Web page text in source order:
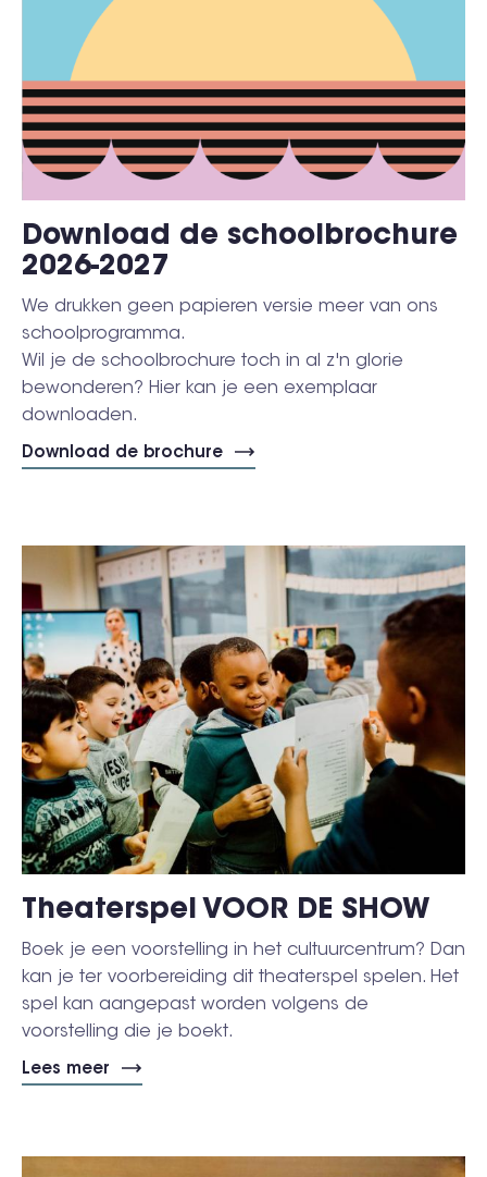
Download de schoolbrochure
2026-2027
We drukken geen papieren versie meer van ons
schoolprogramma.
Wil je de schoolbrochure toch in al z'n glorie
bewonderen? Hier kan je een exemplaar
downloaden.
Download de brochure
Theaterspel VOOR DE SHOW
Boek je een voorstelling in het cultuurcentrum? Dan
kan je ter voorbereiding dit theaterspel spelen. Het
spel kan aangepast worden volgens de
voorstelling die je boekt.
Lees meer